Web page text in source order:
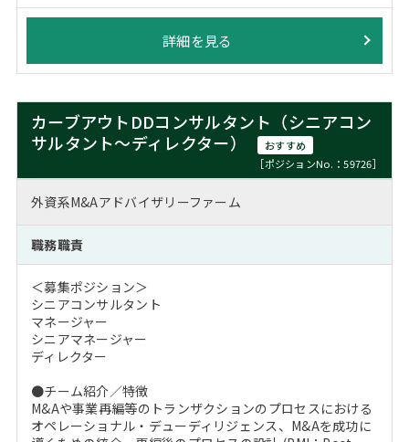
詳細を見る
カーブアウトDDコンサルタント（シニアコン
サルタント～ディレクター）
おすすめ
［ポジションNo.：59726］
外資系M&Aアドバイザリーファーム
職務職責
＜募集ポジション＞
シニアコンサルタント
マネージャー
シニアマネージャー
ディレクター
●チーム紹介／特徴
M&Aや事業再編等のトランザクションのプロセスにおける
オペレーショナル・デューディリジェンス、M&Aを成功に